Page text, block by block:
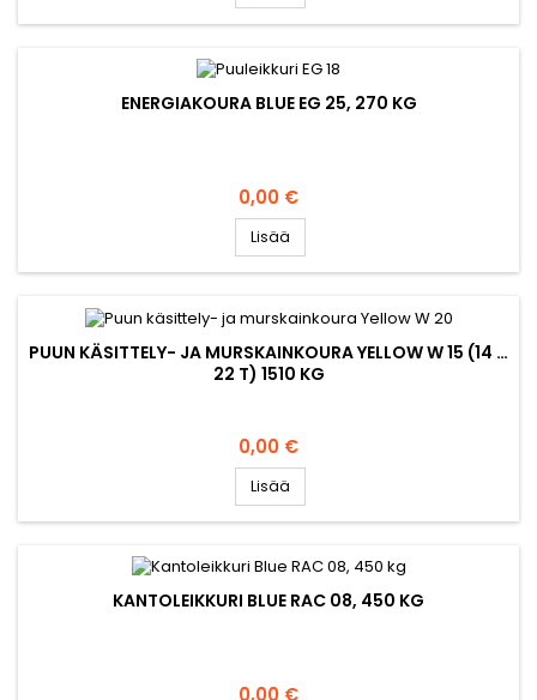
ENERGIAKOURA BLUE EG 25, 270 KG
Hinta
0,00 €
Lisää
PUUN KÄSITTELY- JA MURSKAINKOURA YELLOW W 15 (14 …
22 T) 1510 KG
Hinta
0,00 €
Lisää
KANTOLEIKKURI BLUE RAC 08, 450 KG
Hinta
0,00 €